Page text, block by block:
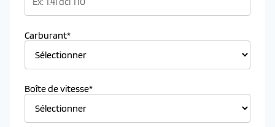
Carburant*
Boîte de vitesse*